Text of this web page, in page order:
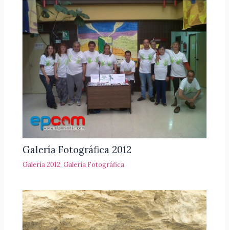
Galería Fotográfica 2012
Galería 2012,Galería Fotográfica